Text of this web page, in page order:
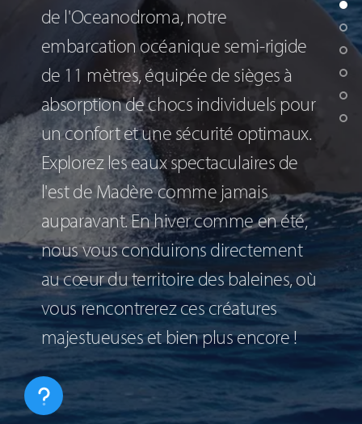
de l'Oceanodroma, notre
embarcation océanique semi-rigide
de 11 mètres, équipée de sièges à
absorption de chocs individuels pour
un confort et une sécurité optimaux.
Explorez les eaux spectaculaires de
l'est de Madère comme jamais
auparavant. En hiver comme en été,
nous vous conduirons directement
au cœur du territoire des baleines, où
vous rencontrerez ces créatures
majestueuses et bien plus encore !